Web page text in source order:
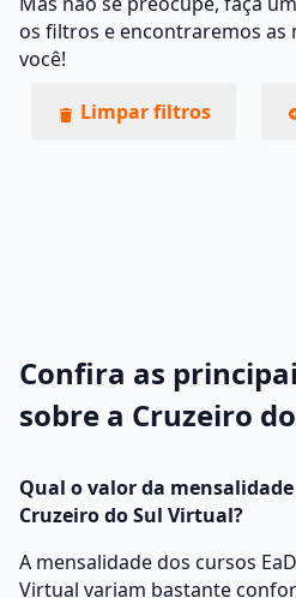
os filtros e encontraremos as
você!
Limpar filtros
Confira as
sobre a Cruzeiro
Qual o valor da
Cruzeiro do Sul Virtual?
A mensalidade dos cursos
Virtual variam bastante